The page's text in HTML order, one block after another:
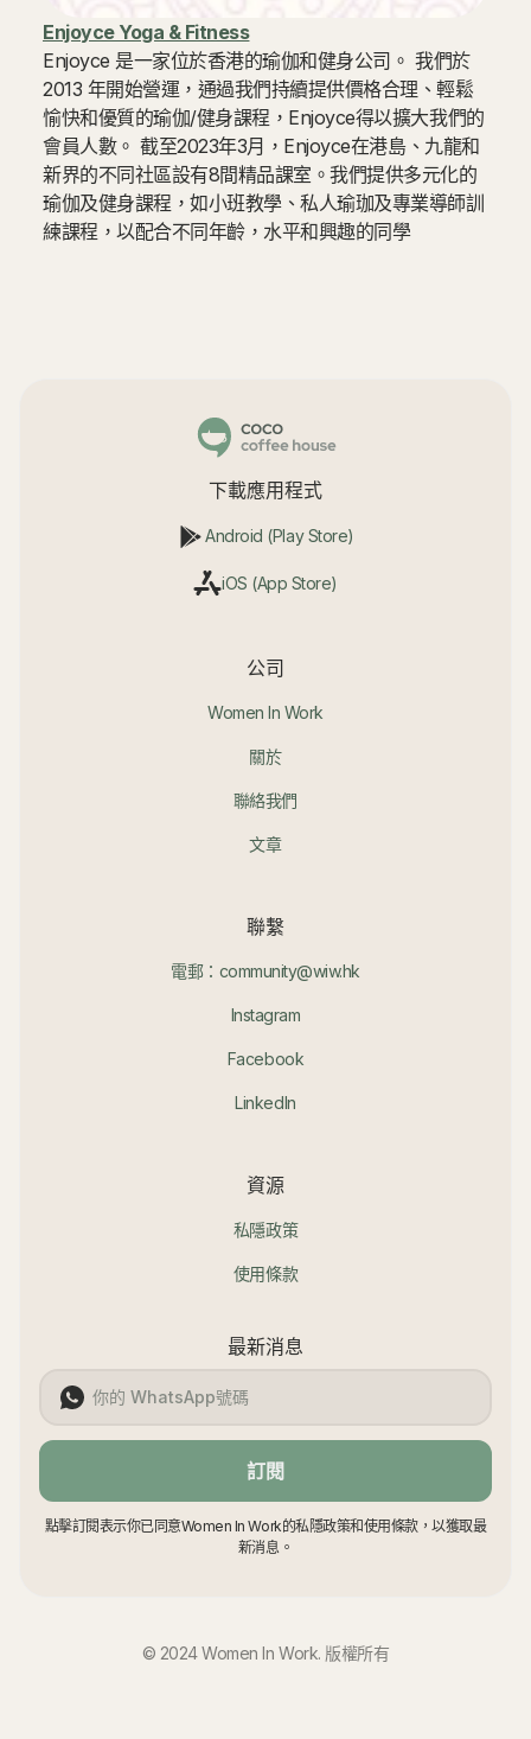
Enjoyce Yoga & Fitness
Enjoyce 是一家位於香港的瑜伽和健身公司。 我們於
2013 年開始營運，通過我們持續提供價格合理、輕鬆
愉快和優質的瑜伽/健身課程，Enjoyce得以擴大我們的
會員人數。 截至2023年3月，Enjoyce在港島、九龍和
新界的不同社區設有8間精品課室。我們提供多元化的
瑜伽及健身課程，如小班教學、私人瑜珈及專業導師訓
練課程，以配合不同年齡，水平和興趣的同學
下載應用程式
Android (Play Store)
iOS (App Store)
公司
Women In Work
關於
聯絡我們
文章
聯繫
電郵：community@wiw.hk
Instagram
Facebook
LinkedIn
資源
私隱政策
使用條款
最新消息
訂閱
點擊訂閱表示你已同意Women In Work的私隱政策和使用條款，以獲取最
新消息。
© 2024 Women In Work. 版權所有